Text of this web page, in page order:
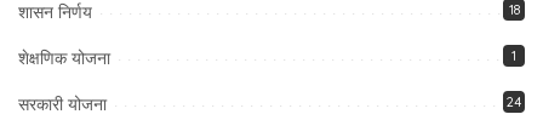
शासन निर्णय 18
शेक्षणिक योजना 1
सरकारी योजना 24